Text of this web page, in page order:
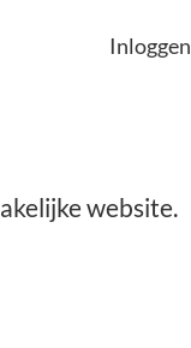
Inloggen
website.